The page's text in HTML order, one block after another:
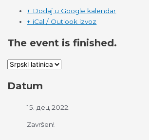
+ Dodaj u Google kalendar
+ iCal / Outlook izvoz
The event is finished.
Datum
15. дец 2022.
Završen!